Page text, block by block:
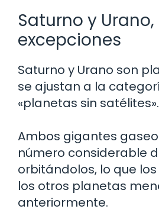
Saturno y Urano,
excepciones
Saturno y Urano son
se ajustan a la
«planetas sin satélites».
Ambos gigantes
número considerable
orbitándolos, lo que
los otros planetas
anteriormente.